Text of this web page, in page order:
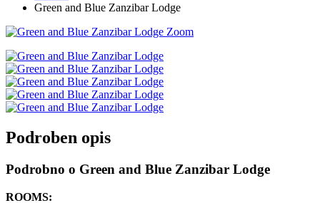
Green and Blue Zanzibar Lodge
Zoom
Podroben opis
Podrobno o Green and Blue Zanzibar Lodge
ROOMS: